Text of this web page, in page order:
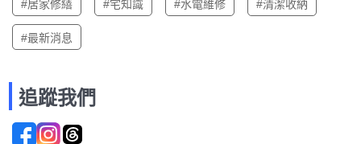
#居家修繕 #宅知識 #水電維修 #清潔收納
#最新消息
追蹤我們